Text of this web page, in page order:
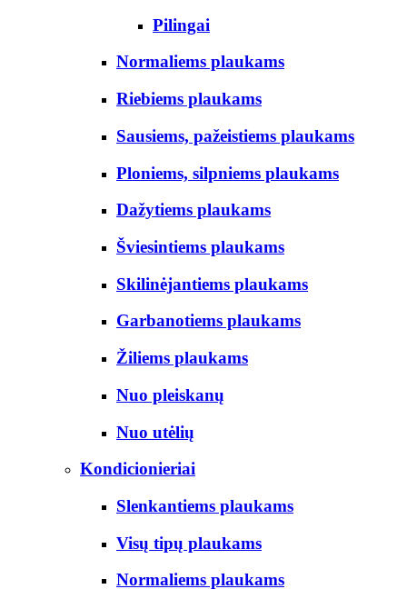
Pilingai
Normaliems plaukams
Riebiems plaukams
Sausiems, pažeistiems plaukams
Ploniems, silpniems plaukams
Dažytiems plaukams
Šviesintiems plaukams
Skilinėjantiems plaukams
Garbanotiems plaukams
Žiliems plaukams
Nuo pleiskanų
Nuo utėlių
Kondicionieriai
Slenkantiems plaukams
Visų tipų plaukams
Normaliems plaukams